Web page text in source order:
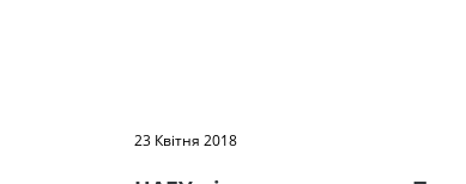
23 Квітня 2018